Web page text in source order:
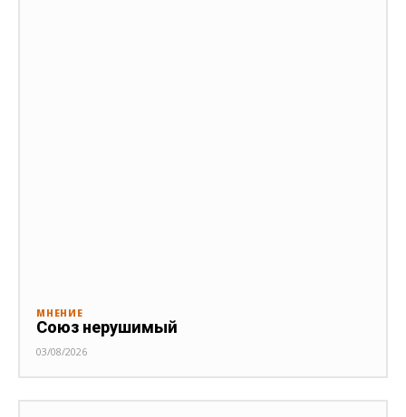
МНЕНИЕ
Союз нерушимый
03/08/2026